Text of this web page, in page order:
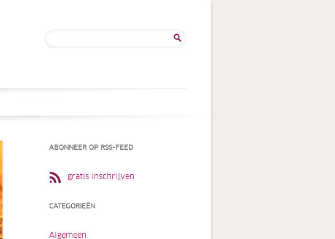
ABONNEER OP RSS-FEED
gratis inschrijven
CATEGORIEËN
Algemeen